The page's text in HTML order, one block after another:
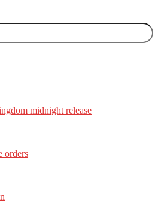
midnight release
orders